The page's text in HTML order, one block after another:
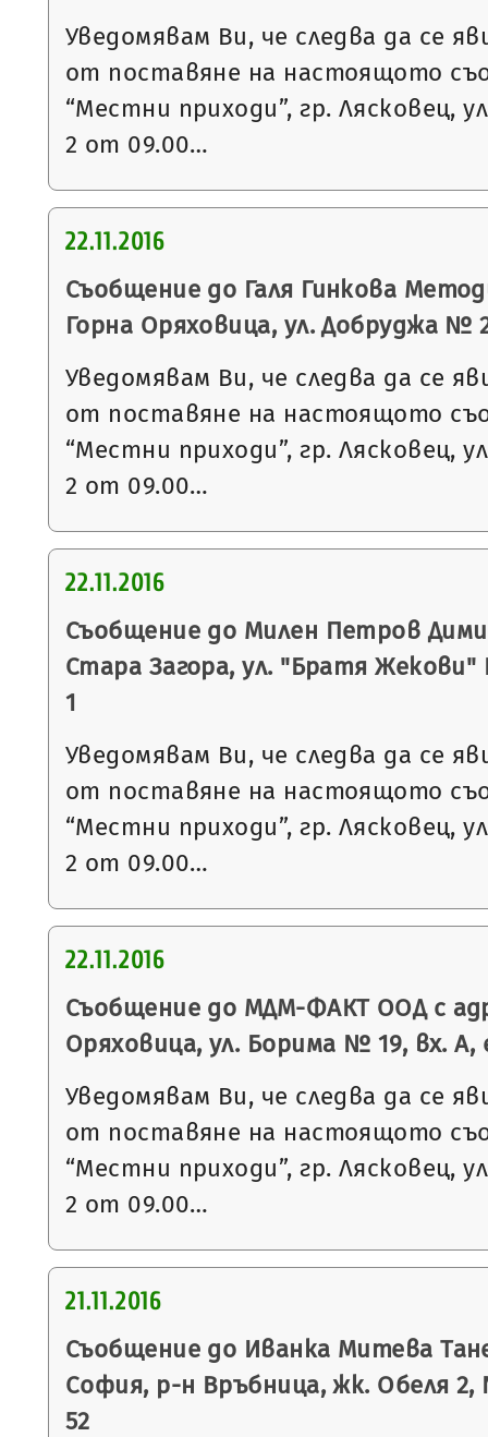
Уведомявам Ви, че следва да се
от поставяне на настоящото
“Местни приходи”, гр. Лясковец,
2 от 09.00…
22.11.2016
Съобщение до Галя Гинкова
Горна Оряховица, ул. Добруджа №
Уведомявам Ви, че следва да се
от поставяне на настоящото
“Местни приходи”, гр. Лясковец,
2 от 09.00…
22.11.2016
Съобщение до Милен Петров
Стара Загора, ул. "Братя Жекови"
1
Уведомявам Ви, че следва да се
от поставяне на настоящото
“Местни приходи”, гр. Лясковец,
2 от 09.00…
22.11.2016
Съобщение до МДМ-ФАКТ ООД с
Оряховица, ул. Борима № 19, вх. А,
Уведомявам Ви, че следва да се
от поставяне на настоящото
“Местни приходи”, гр. Лясковец,
2 от 09.00…
21.11.2016
Съобщение до Иванка Митева
София, р-н Връбница, жк. Обеля 2,
52